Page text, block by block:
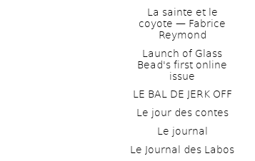
La sainte et le
coyote — Fabrice
Reymond
Launch of Glass
Bead's first online
issue
LE BAL DE JERK OFF
Le jour des contes
Le journal
Le Journal des Labos